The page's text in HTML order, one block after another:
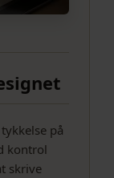
på
kontrol
skrive